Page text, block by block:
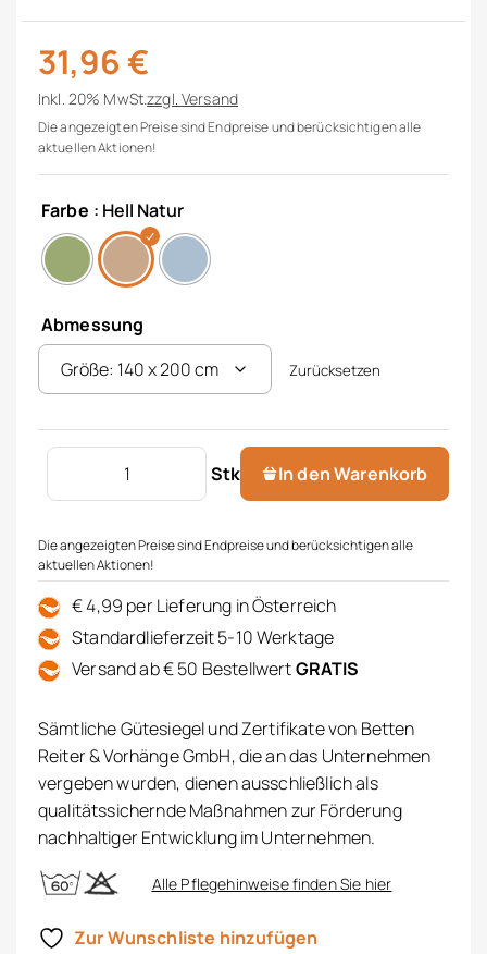
31,96 €
Inkl. 20% MwSt.zzgl.Versand
Die angezeigten Preise sind Endpreise und berücksichtigen alle
aktuellen Aktionen!
Farbe : Hell Natur
Abmessung
Zurücksetzen
Stk
Frotteedecke "Waves" Menge
In den Warenkorb
Die angezeigten Preise sind Endpreise und berücksichtigen alle
aktuellen Aktionen!
€ 4,99 per Lieferung in Österreich
Standardlieferzeit 5-10 Werktage
Versand ab € 50 BestellwertGRATIS
Sämtliche Gütesiegel und Zertifikate von Betten
Reiter & Vorhänge GmbH, die an das Unternehmen
vergeben wurden, dienen ausschließlich als
qualitätssichernde Maßnahmen zur Förderung
nachhaltiger Entwicklung im Unternehmen.
Alle Pflegehinweise finden Sie hier
Zur Wunschliste hinzufügen